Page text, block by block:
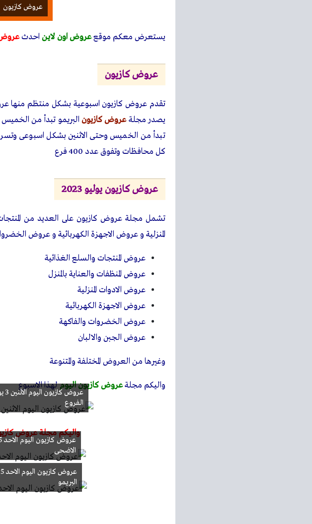
عروض كازيون
يستعرض معكم موقععروض اون لاين احدثعروض
عروض كازيون
تقدم عروض كازيون اسبوعية بشكل منتظم منها
يصدر مجلةعروض كازيون البريمو تبدأ من
تبدأ من الخميس وحتى الاثنين بشكل اسبوعى
كل محافظات وتفوق عدد 400 فرع
عروض كازيون يوليو 2023
تشمل مجلة عروض كازيون على العديد من المنتجات
المنزلية و عروض الاجهزة الكهربائية و عروض
عروض المنتجات والسلع الغذائية
عروض المنظفات والعناية بالمنزل
عروض الادوات المنزلية
عروض الاجهزة الكهربائية
عروض الخضروات والفاكهة
عروض الجبن والالبان
وغيرها من العروض المختلفة والمتنوعة
واليكم مجلةعروض كازيون اليوملهذا الاسبوع
الفروع
واليكم مجلة عروض كازيون
الاضحى
البريمو